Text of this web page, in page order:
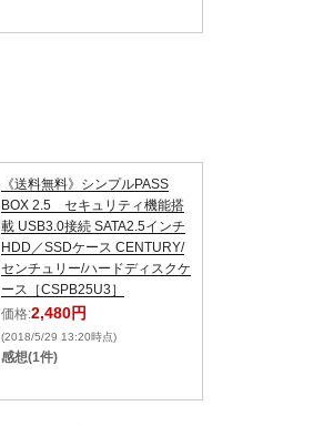
《送料無料》シンプルPASS
BOX 2.5 セキュリティ機能搭
載 USB3.0接続 SATA2.5インチ
HDD／SSDケース CENTURY/
センチュリー/ハードディスクケ
ース［CSPB25U3］
価格:2,480円
(2018/5/29 13:20時点)
感想(1件)